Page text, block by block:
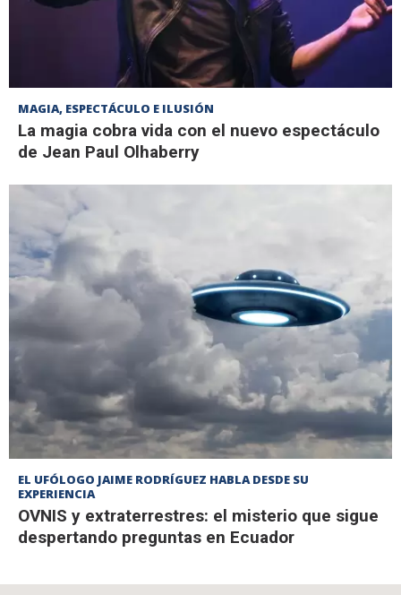
MAGIA, ESPECTÁCULO E ILUSIÓN
La magia cobra vida con el nuevo espectáculo
de Jean Paul Olhaberry
EL UFÓLOGO JAIME RODRÍGUEZ HABLA DESDE SU
EXPERIENCIA
OVNIS y extraterrestres: el misterio que sigue
despertando preguntas en Ecuador